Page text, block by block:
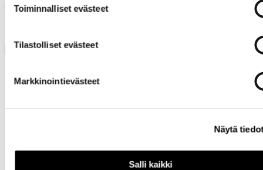
Toiminnalliset evästeet
Tilastolliset evästeet
Markkinointievästeet
Näytä
Salli kaikki
naisille
Your Face Wadeford Your Face Wadeford
Your Face nilkkurit naisille